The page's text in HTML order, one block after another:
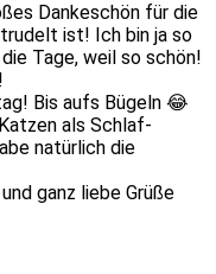
Dankeschön für die
ist! Ich bin ja so
Tage, weil so schön!
Bis aufs Bügeln 😂
als Schlaf-
natürlich die
ganz liebe Grüße